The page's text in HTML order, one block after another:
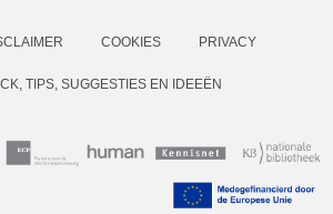
COOKIES PRIVACY
TIPS, SUGGESTIES EN IDEEËN